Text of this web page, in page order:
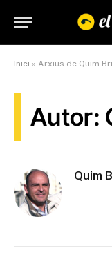
Inici » Arxius de Quim
Autor:
Quim